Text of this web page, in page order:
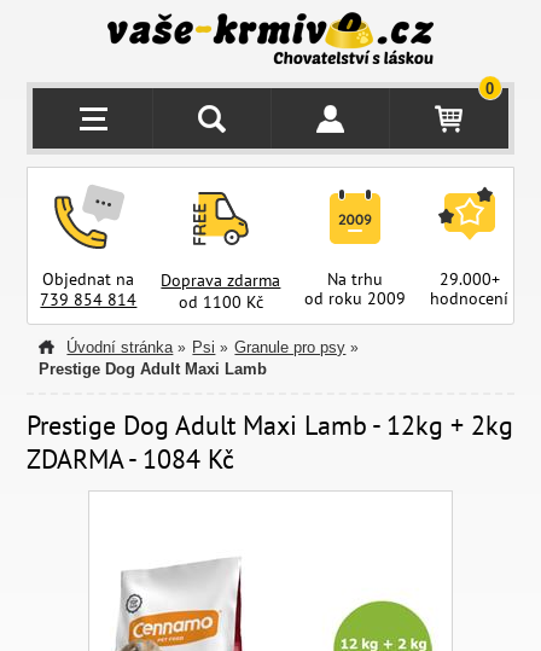
0
Objednat na
739 854 814
Doprava zdarma
od 1100 Kč
Na trhu
od roku 2009
29.000+
hodnocení
Úvodní stránka » Psi » Granule pro psy »
Prestige Dog Adult Maxi Lamb
Prestige Dog Adult Maxi Lamb - 12kg + 2kg
ZDARMA - 1084 Kč